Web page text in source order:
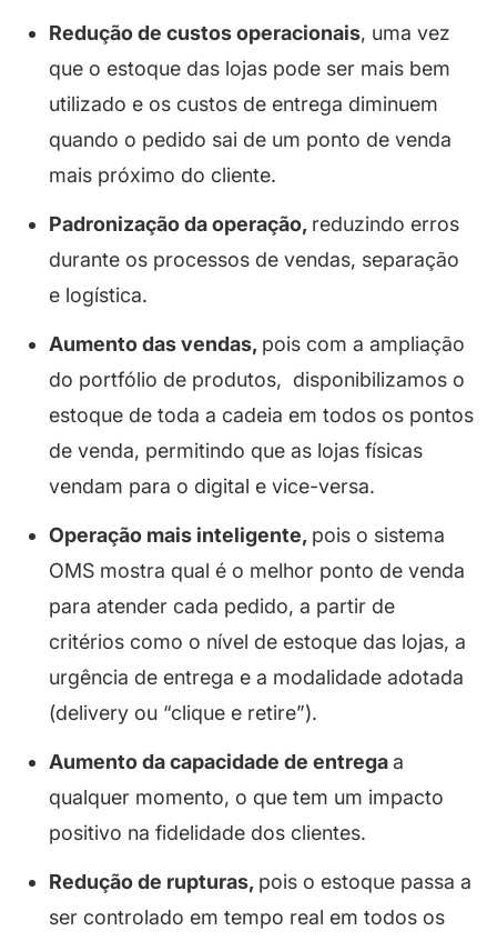
Redução de custos operacionais, uma vez
que o estoque das lojas pode ser mais bem
utilizado e os custos de entrega diminuem
quando o pedido sai de um ponto de venda
mais próximo do cliente.
Padronização da operação, reduzindo erros
durante os processos de vendas, separação
e logística.
Aumento das vendas, pois com a ampliação
do portfólio de produtos, disponibilizamos o
estoque de toda a cadeia em todos os pontos
de venda, permitindo que as lojas físicas
vendam para o digital e vice-versa.
Operação mais inteligente, pois o sistema
OMS mostra qual é o melhor ponto de venda
para atender cada pedido, a partir de
critérios como o nível de estoque das lojas, a
urgência de entrega e a modalidade adotada
(delivery ou “clique e retire”).
Aumento da capacidade de entregaa
qualquer momento, o que tem um impacto
positivo na fidelidade dos clientes.
Redução de rupturas, pois o estoque passa a
ser controlado em tempo real em todos os